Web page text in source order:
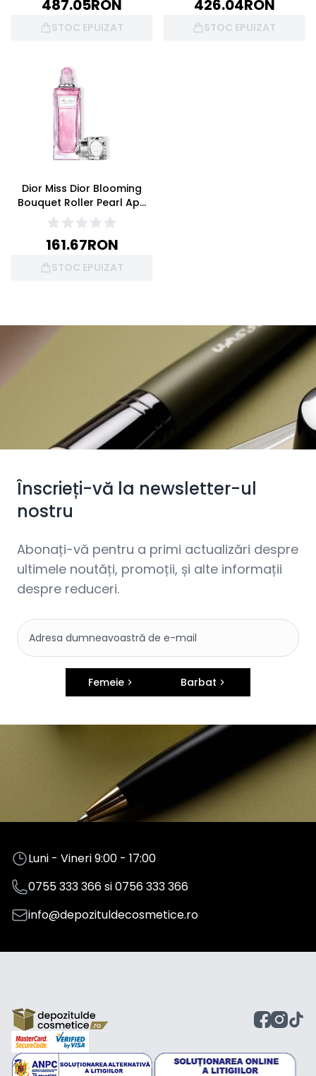
487.05RON
STOC EPUIZAT
426.04RON
STOC EPUIZAT
Dior Miss Dior Blooming
Bouquet Roller Pearl Apa
de toaleta Roll-On 20ml
161.67RON
STOC EPUIZAT
Înscrieți-vă la newsletter-ul
nostru
Abonați-vă pentru a primi actualizări despre
ultimele noutăți, promoții, și alte informații
despre reduceri.
Femeie Barbat
Luni - Vineri 9:00 - 17:00
0755 333 366si0756 333 366
info@depozituldecosmetice.ro